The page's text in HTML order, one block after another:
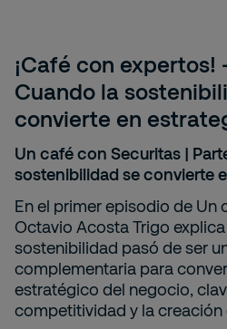
¡Café con
Cuando la
convierte en
Un café con Securitas |
sostenibilidad se convierte
En el primer episodio de Un
Octavio Acosta Trigo
sostenibilidad pasó de ser
complementaria para
estratégico del negocio,
competitividad y la creación